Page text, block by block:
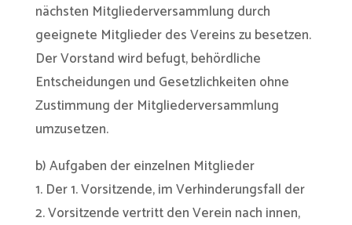
nächsten Mitgliederversammlung durch
geeignete Mitglieder des Vereins zu besetzen.
Der Vorstand wird befugt, behördliche
Entscheidungen und Gesetzlichkeiten ohne
Zustimmung der Mitgliederversammlung
umzusetzen.
b) Aufgaben der einzelnen Mitglieder
1. Der 1. Vorsitzende, im Verhinderungsfall der
2. Vorsitzende vertritt den Verein nach innen,